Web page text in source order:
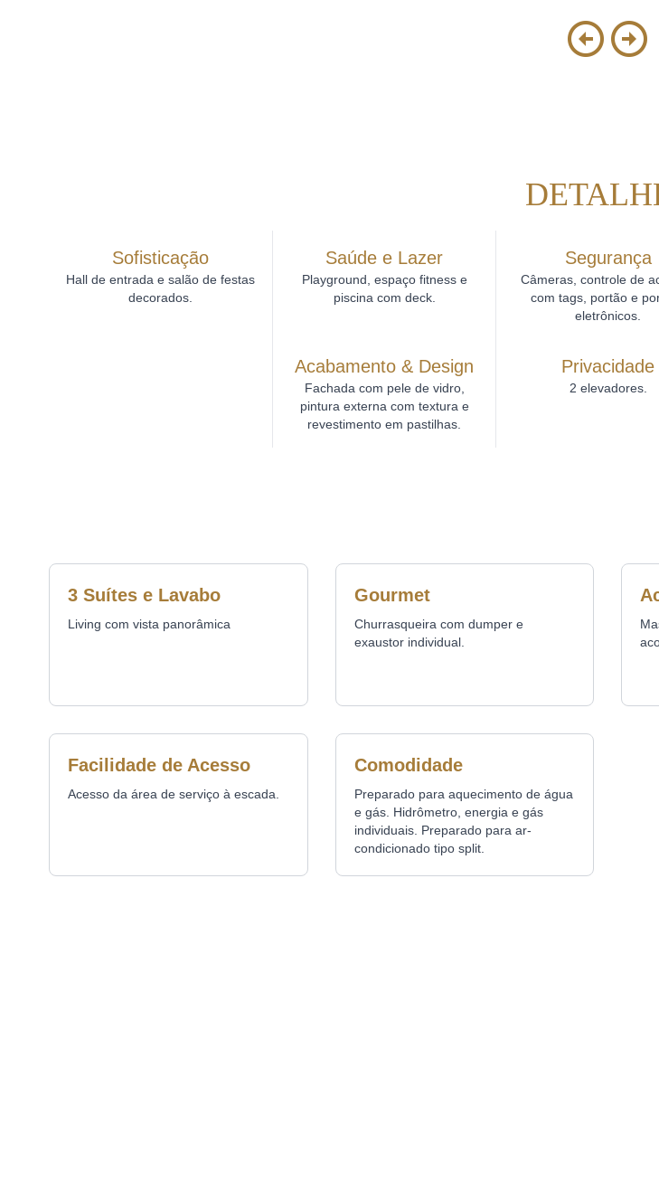
Sofisticação
Hall de entrada e salão de festas
decorados.
Saúde e Lazer
Playground, espaço fitness e
piscina com deck.
Segurança
Câmeras, controle de
com tags, portão e
eletrônicos.
Acabamento & Design
Fachada com pele de vidro,
pintura externa com textura e
revestimento em pastilhas.
Privacidade
2 elevadores.
3 Suítes e Lavabo
Living com vista panorâmica
Gourmet
Churrasqueira com dumper e
exaustor individual.
Facilidade de Acesso
Acesso da área de serviço à escada.
Comodidade
Preparado para aquecimento de água
e gás. Hidrômetro, energia e gás
individuais. Preparado para ar-
condicionado tipo split.